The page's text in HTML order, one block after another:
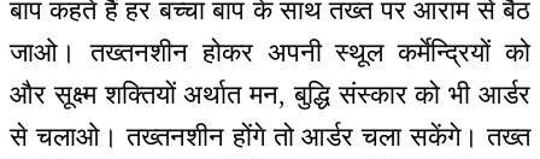
बाप कहते हैं हर बच्चा बाप के साथ तख्त पर आराम से बैठ
जाओ। तख्तनशीन होकर अपनी स्थूल कर्मेन्द्रियों को
और सूक्ष्म शक्तियों अर्थात मन, बुद्धि संस्कार को भी आर्डर
से चलाओ। तख्तनशीन होंगे तो आर्डर चला सकेंगे। तख्त